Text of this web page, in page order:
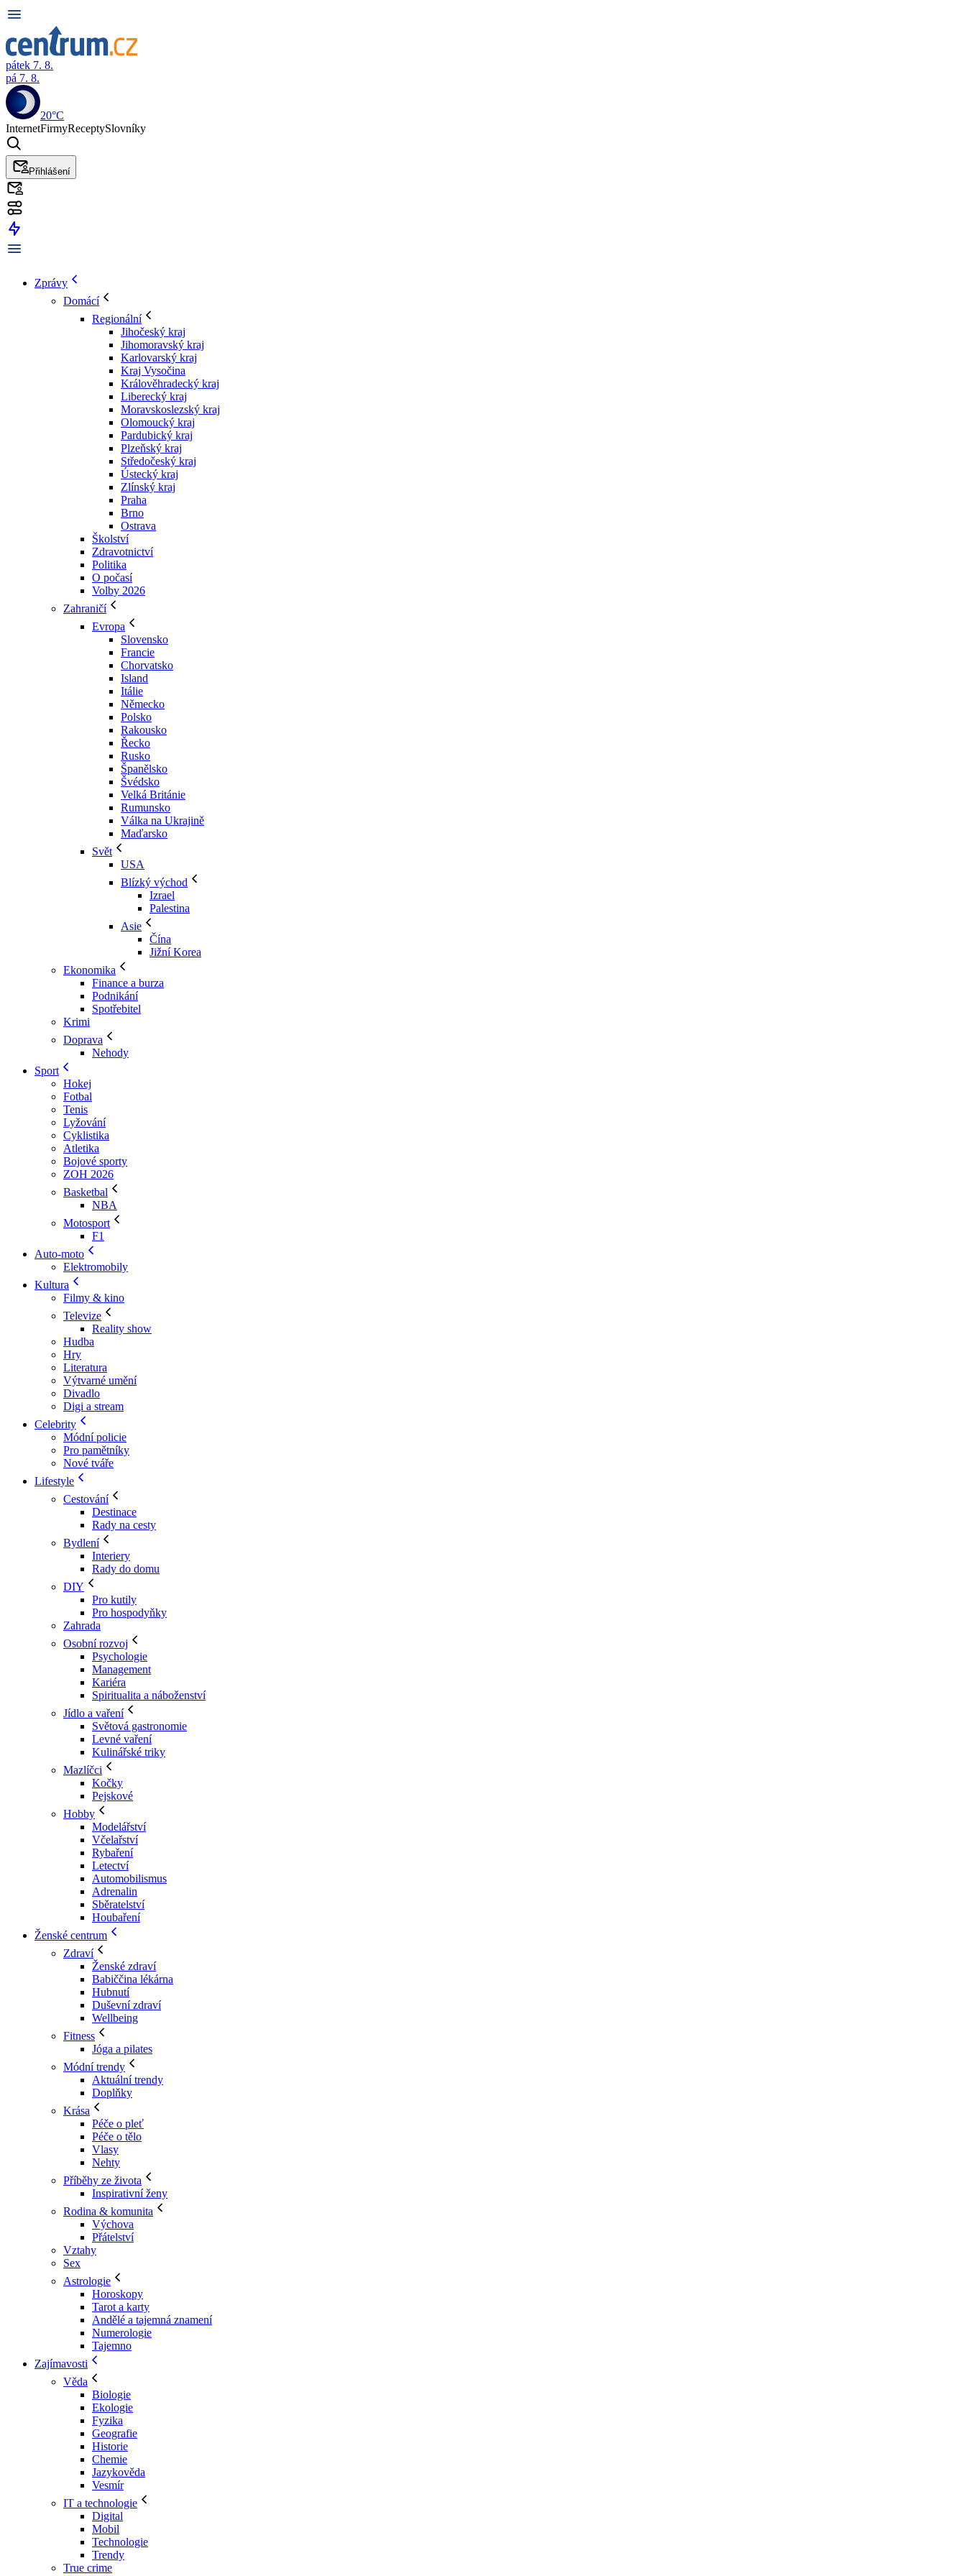
pátek 7. 8.
pá 7. 8.
20°C
InternetFirmyReceptySlovníky
Přihlášení
Zprávy
Domácí
Regionální
Jihočeský kraj
Jihomoravský kraj
Karlovarský kraj
Kraj Vysočina
Králověhradecký kraj
Liberecký kraj
Moravskoslezský kraj
Olomoucký kraj
Pardubický kraj
Plzeňský kraj
Středočeský kraj
Ústecký kraj
Zlínský kraj
Praha
Brno
Ostrava
Školství
Zdravotnictví
Politika
O počasí
Volby 2026
Zahraničí
Evropa
Slovensko
Francie
Chorvatsko
Island
Itálie
Německo
Polsko
Rakousko
Řecko
Rusko
Španělsko
Švédsko
Velká Británie
Rumunsko
Válka na Ukrajině
Maďarsko
Svět
USA
Blízký východ
Izrael
Palestina
Asie
Čína
Jižní Korea
Ekonomika
Finance a burza
Podnikání
Spotřebitel
Krimi
Doprava
Nehody
Sport
Hokej
Fotbal
Tenis
Lyžování
Cyklistika
Atletika
Bojové sporty
ZOH 2026
Basketbal
NBA
Motosport
F1
Auto-moto
Elektromobily
Kultura
Filmy & kino
Televize
Reality show
Hudba
Hry
Literatura
Výtvarné umění
Divadlo
Digi a stream
Celebrity
Módní policie
Pro pamětníky
Nové tváře
Lifestyle
Cestování
Destinace
Rady na cesty
Bydlení
Interiery
Rady do domu
DIY
Pro kutily
Pro hospodyňky
Zahrada
Osobní rozvoj
Psychologie
Management
Kariéra
Spiritualita a náboženství
Jídlo a vaření
Světová gastronomie
Levné vaření
Kulinářské triky
Mazlíčci
Kočky
Pejskové
Hobby
Modelářství
Včelařství
Rybaření
Letectví
Automobilismus
Adrenalin
Sběratelství
Houbaření
Ženské centrum
Zdraví
Ženské zdraví
Babiččina lékárna
Hubnutí
Duševní zdraví
Wellbeing
Fitness
Jóga a pilates
Módní trendy
Aktuální trendy
Doplňky
Krása
Péče o pleť
Péče o tělo
Vlasy
Nehty
Příběhy ze života
Inspirativní ženy
Rodina & komunita
Výchova
Přátelství
Vztahy
Sex
Astrologie
Horoskopy
Tarot a karty
Andělé a tajemná znamení
Numerologie
Tajemno
Zajímavosti
Věda
Biologie
Ekologie
Fyzika
Geografie
Historie
Chemie
Jazykověda
Vesmír
IT a technologie
Digital
Mobil
Technologie
Trendy
True crime